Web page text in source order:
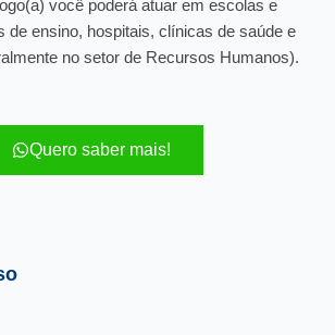
você poderá atuar em escolas e
de ensino, hospitais, clínicas de saúde e
no setor de Recursos Humanos).
Quero saber mais!